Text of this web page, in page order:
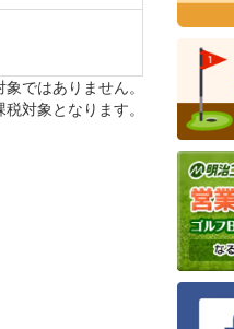
ではありません。
対象となります。